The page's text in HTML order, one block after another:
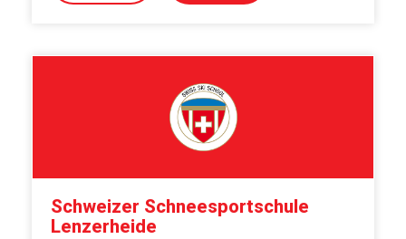
Schweizer Schneesportschule
Lenzerheide